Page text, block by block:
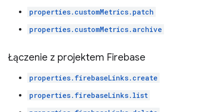
properties.customMetrics.patch
properties.customMetrics.archive
Łączenie z projektem Firebase
properties.firebaseLinks.create
properties.firebaseLinks.list